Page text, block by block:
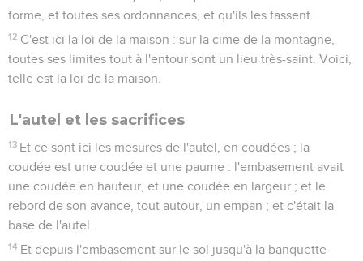
forme, et toutes ses ordonnances, et qu'ils les fassent.
12 C'est ici la loi de la maison : sur la cime de la montagne,
toutes ses limites tout à l'entour sont un lieu très-saint. Voici,
telle est la loi de la maison.
L'autel et les sacrifices
13 Et ce sont ici les mesures de l'autel, en coudées ; la
coudée est une coudée et une paume : l'embasement avait
une coudée en hauteur, et une coudée en largeur ; et le
rebord de son avance, tout autour, un empan ; et c'était la
base de l'autel.
14 Et depuis l'embasement sur le sol jusqu'à la banquette